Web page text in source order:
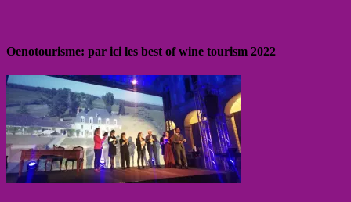
Oenotourisme: par ici les best of wine tourism 2022